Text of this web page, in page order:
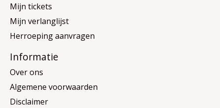
Mijn tickets
Mijn verlanglijst
Herroeping aanvragen
Informatie
Over ons
Algemene voorwaarden
Disclaimer